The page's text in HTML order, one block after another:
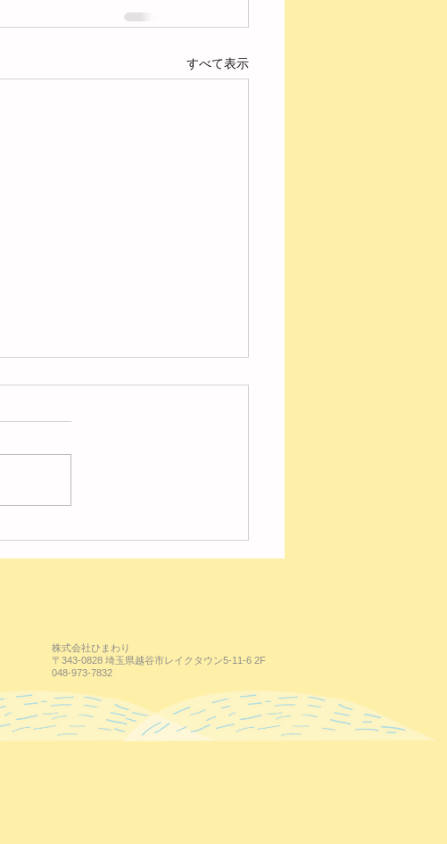
すべて表示
株式会社ひまわり
〒343-0828 埼玉県越谷市レイクタウン5-11-6 2F
048-973-7832